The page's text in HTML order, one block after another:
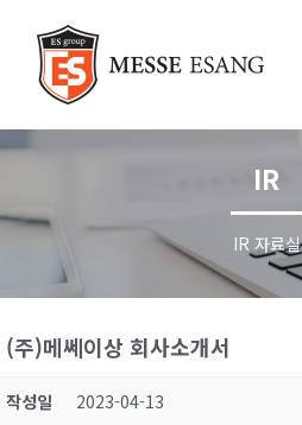
건
너
기
IR
IR 자료실
(주)메쎄이상 회사소개서
작성일
2023-04-13